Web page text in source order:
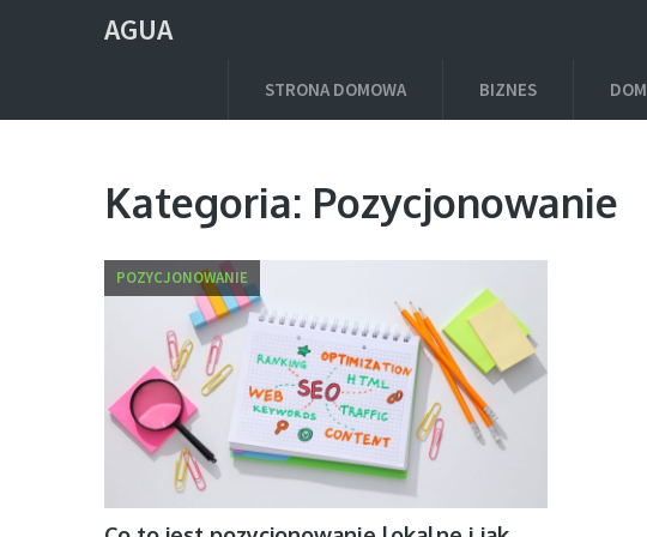
AGUA
STRONA DOMOWA BIZNES DOM
Kategoria: Pozycjonowanie
POZYCJONOWANIE